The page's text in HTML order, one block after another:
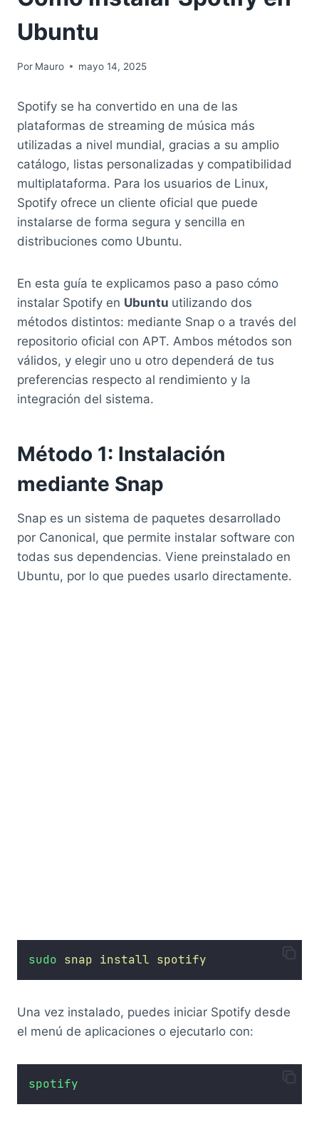
Ubuntu
Por Mauro mayo 14, 2025
Spotify se ha convertido en una de las
plataformas de streaming de música más
utilizadas a nivel mundial, gracias a su amplio
catálogo, listas personalizadas y compatibilidad
multiplataforma. Para los usuarios de Linux,
Spotify ofrece un cliente oficial que puede
instalarse de forma segura y sencilla en
distribuciones como Ubuntu.
En esta guía te explicamos paso a paso cómo
instalar Spotify en Ubuntu utilizando dos
métodos distintos: mediante Snap o a través del
repositorio oficial con APT. Ambos métodos son
válidos, y elegir uno u otro dependerá de tus
preferencias respecto al rendimiento y la
integración del sistema.
Método 1: Instalación
mediante Snap
Snap es un sistema de paquetes desarrollado
por Canonical, que permite instalar software con
todas sus dependencias. Viene preinstalado en
Ubuntu, por lo que puedes usarlo directamente.
sudo snap install spotify
Una vez instalado, puedes iniciar Spotify desde
el menú de aplicaciones o ejecutarlo con:
spotify